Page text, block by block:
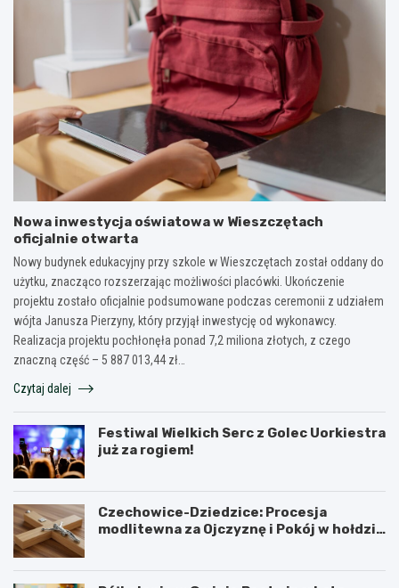
Nowa inwestycja oświatowa w Wieszczętach
oficjalnie otwarta
Nowy budynek edukacyjny przy szkole w Wieszczętach został oddany do
użytku, znacząco rozszerzając możliwości placówki. Ukończenie
projektu zostało oficjalnie podsumowane podczas ceremonii z udziałem
wójta Janusza Pierzyny, który przyjął inwestycję od wykonawcy.
Realizacja projektu pochłonęła ponad 7,2 miliona złotych, z czego
znaczną część – 5 887 013,44 zł…
Czytaj dalej
Festiwal Wielkich Serc z Golec Uorkiestra
już za rogiem!
Czechowice-Dziedzice: Procesja
modlitewna za Ojczyznę i Pokój w hołdzie